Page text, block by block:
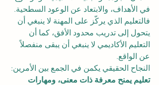
في الأهداف، والابتعاد عن الوعود السطحية.
فالتعليم الذي يركّز على المهنة لا ينبغي أن
يتحول إلى تدريب محدود الأفق، كما أن
التعليم الأكاديمي لا ينبغي أن يبقى منفصلاً
عن الواقع.
النجاح الحقيقي يكمن في الجمع بين الأمرين:
تعليم يمنح معرفة ذات معنى، ومهارات